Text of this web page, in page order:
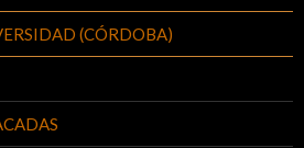
(CÓRDOBA)